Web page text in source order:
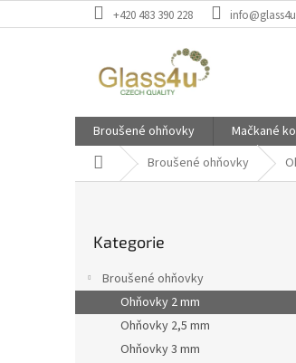
na
+420 483 390 228
Broušené ohňovky Mačkané
Domů Broušené ohňovky
a
n
kategorie
Kategorie
Broušené ohňovky
Ohňovky 2 mm
Ohňovky 2,5 mm
Ohňovky 3 mm